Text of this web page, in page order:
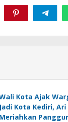
Kota Ajak
Jadi Kota Kediri, Ari
Meriahkan